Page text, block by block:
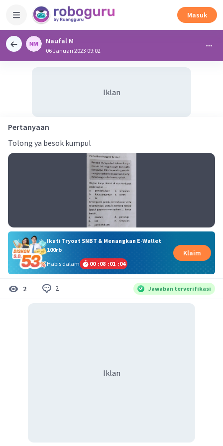
Masuk
Naufal M
06 Januari 2023 09:02
Iklan
Pertanyaan
Tolong ya besok kumpul
Ikuti Tryout SNBT & Menangkan E-Wallet
100rb
Habis dalam
00 :08 :01 :04
Klaim
2 2 Jawaban terverifikasi
Iklan